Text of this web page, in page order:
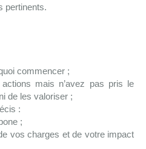
pertinents.
commencer ;
mais n’avez pas pris le
de les valoriser ;
:
;
vos charges et de votre impact